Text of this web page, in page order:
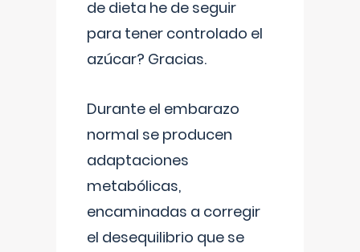
de dieta he de seguir
para tener controlado el
azúcar? Gracias.
Durante el embarazo
normal se producen
adaptaciones
metabólicas,
encaminadas a corregir
el desequilibrio que se